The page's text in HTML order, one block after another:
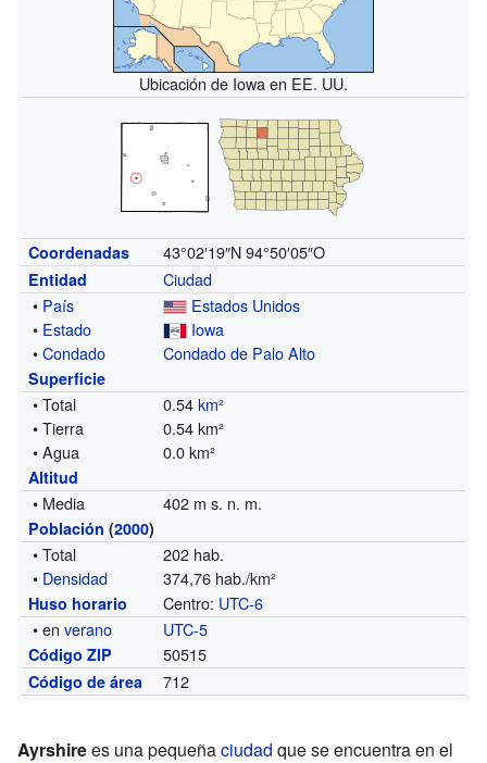
Ubicación de Iowa en EE. UU.
Coordenadas 43°02′19″N 94°50′05″O
Entidad
Ciudad
• País
Estados Unidos
• Estado
Iowa
•Condado Condado de Palo Alto
Superficie
• Total 0.54km²
• Tierra
0.54 km²
• Agua
0.0 km²
Altitud
• Media 402 m s. n. m.
Población (2000)
• Total
202 hab.
• Densidad 374,76 hab./km²
Huso horario Centro: UTC-6
• enverano UTC-5
Código ZIP 50515
Código de área 712
Ayrshirees una pequeñaciudad que se encuentra en el